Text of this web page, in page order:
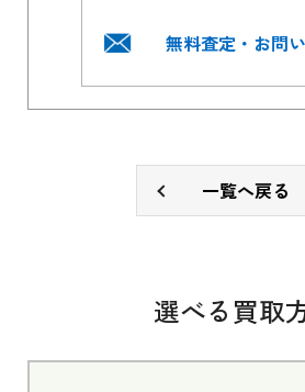
無料査定・お問
一覧へ戻る
選べる買取